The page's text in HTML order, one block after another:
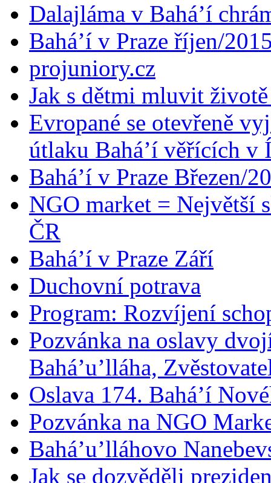
Dalajláma v Bahá’í
Bahá’í v Praze říjen/
projuniory.cz
Jak s dětmi mluvit
Evropané se otevřeně
útlaku Bahá’í věřících v
Bahá’í v Praze Březen/
NGO market = Největší
ČR
Bahá’í v Praze Září
Duchovní potrava
Program: Rozvíjení
Pozvánka na oslavy
Bahá’u’lláha,
Oslava 174. Bahá’í
Pozvánka na NGO
Bahá’u’lláhovo
Jak se dozvěděli